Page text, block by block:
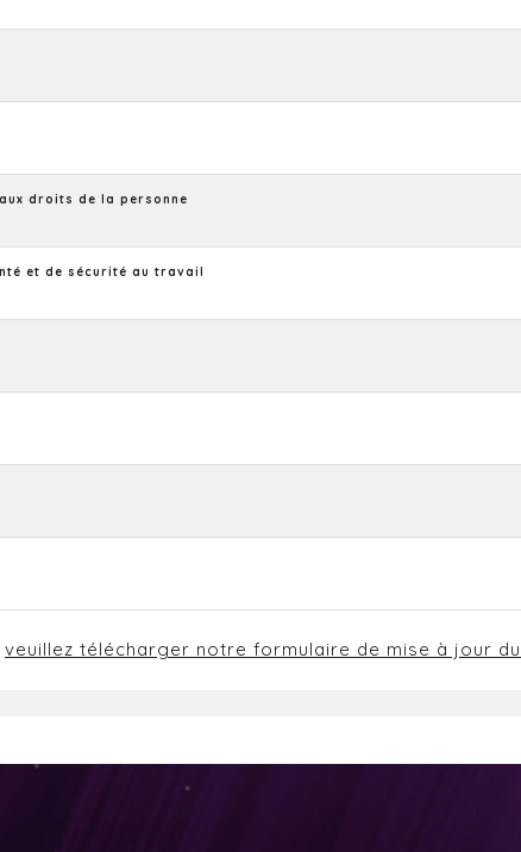
droits de la personne
et de sécurité au travail
veuillez télécharger notre formulaire de mise à jour